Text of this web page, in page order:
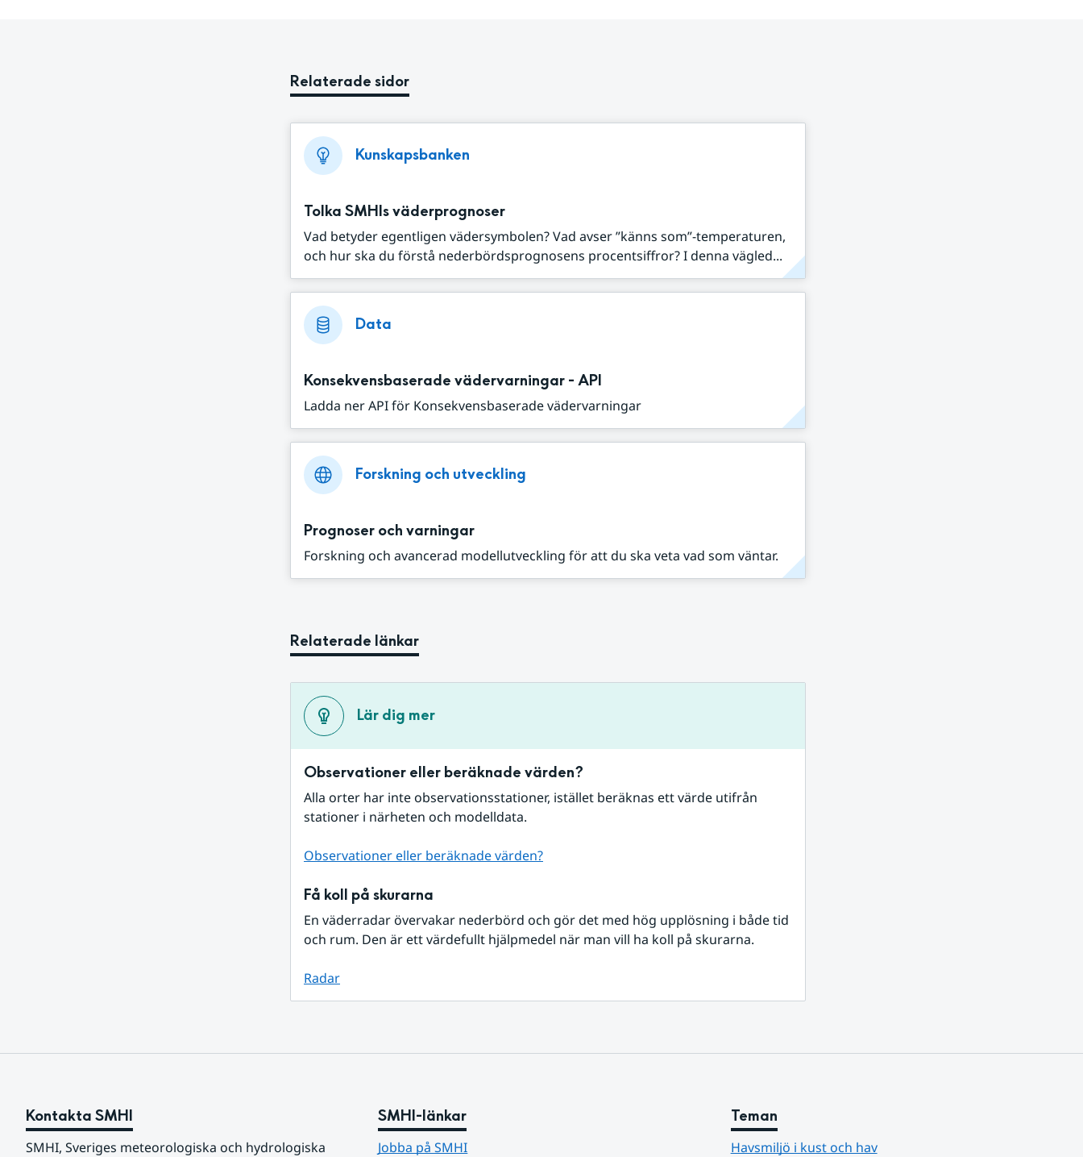
Relaterade sidor
Kunskapsbanken
Tolka SMHIs väderprognoser
Vad betyder egentligen vädersymbolen? Vad avser ”känns som”-temperaturen,
och hur ska du förstå nederbördsprognosens procentsiffror? I denna vägled...
Data
Konsekvensbaserade vädervarningar - API
Ladda ner API för Konsekvensbaserade vädervarningar
Forskning och utveckling
Prognoser och varningar
Forskning och avancerad modellutveckling för att du ska veta vad som väntar.
Relaterade länkar
Lär dig mer
Observationer eller beräknade värden?
Alla orter har inte observationsstationer, istället beräknas ett värde utifrån
stationer i närheten och modelldata.
Observationer eller beräknade värden?
Få koll på skurarna
En väderradar övervakar nederbörd och gör det med hög upplösning i både tid
och rum. Den är ett värdefullt hjälpmedel när man vill ha koll på skurarna.
Radar
Kontakta SMHI
SMHI, Sveriges meteorologiska och hydrologiska
SMHI-länkar
Jobba på SMHI
Teman
Havsmiljö i kust och hav